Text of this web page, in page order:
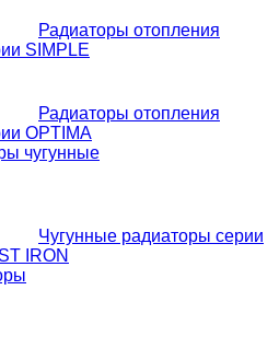
Радиаторы отопления
SIMPLE
Радиаторы отопления
OPTIMA
чугунные
Чугунные радиаторы серии
IRON